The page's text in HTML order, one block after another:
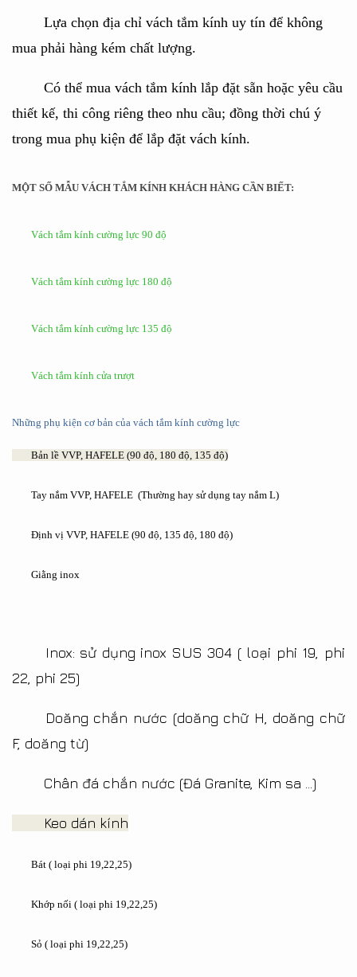
Lựa chọn địa chỉ vách tắm kính uy tín để không
mua phải hàng kém chất lượng.
Có thể mua vách tắm kính lắp đặt sẵn hoặc yêu cầu
thiết kế, thi công riêng theo nhu cầu; đồng thời chú ý
trong mua phụ kiện để lắp đặt vách kính.
MỘT SỐ MẪU VÁCH TẮM KÍNH KHÁCH HÀNG CẦN BIẾT:
Vách tắm kính cường lực 90 độ
Vách tắm kính cường lực 180 độ
Vách tắm kính cường lực 135 độ
Vách tắm kính cửa trượt
Những phụ kiện cơ bản của vách tắm kính cường lực
Bản lề VVP, HAFELE (90 độ, 180 độ, 135 độ)
Tay nắm VVP, HAFELE (Thường hay sử dụng tay nắm L)
Định vị VVP, HAFELE (90 độ, 135 độ, 180 độ)
Giằng inox
Inox: sử dụng inox SUS 304 ( loại phi 19, phi
22, phi 25)
Doăng chắn nước (doăng chữ H, doăng chữ
F, doăng từ)
Chân đá chắn nước (Đá Granite, Kim sa ...)
Keo dán kính
Bát ( loại phi 19,22,25)
Khớp nối ( loại phi 19,22,25)
Sỏ ( loại phi 19,22,25)